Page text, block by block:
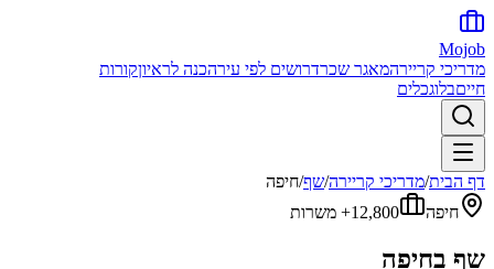
Mojob
מדריכי קריירהמאגר שכרדרושים לפי עירהכנה לראיוןקורות
חייםבלוגכלים
דף הבית/מדריכי קריירה/שף/חיפה
חיפה
12,800+ משרות
שף בחיפה